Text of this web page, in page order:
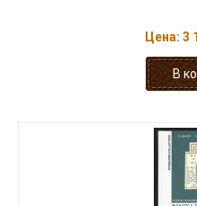
Цена: 3